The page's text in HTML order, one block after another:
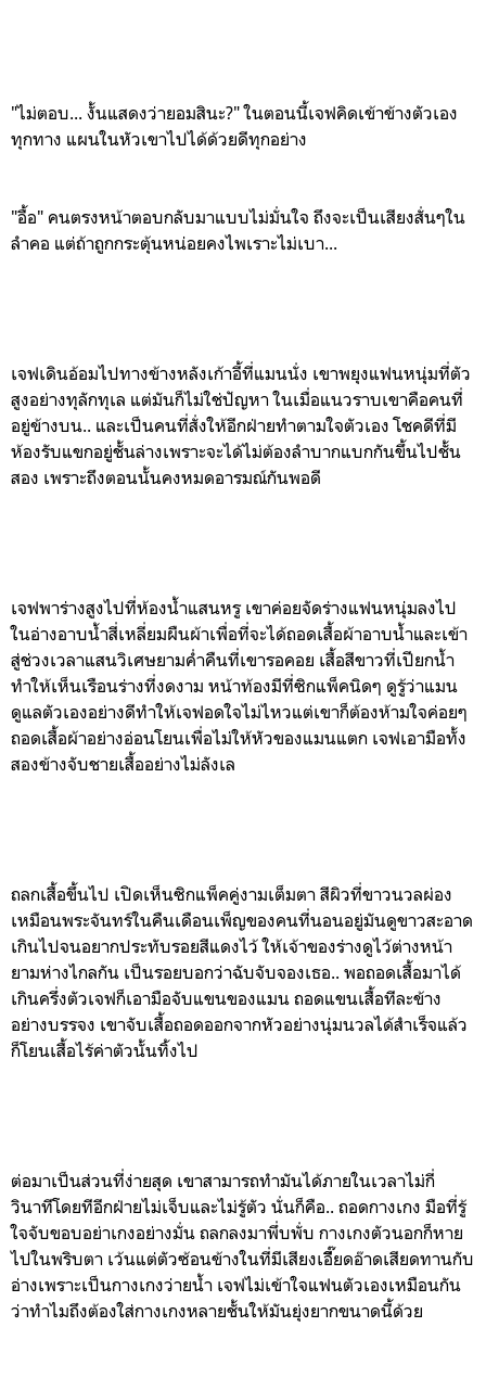
"ไม่ตอบ... งั้นแสดงว่ายอมสินะ?" ในตอนนี้เจฟคิดเข้าข้างตัวเอง
ทุกทาง แผนในหัวเขาไปได้ด้วยดีทุกอย่าง
"อื้อ" คนตรงหน้าตอบกลับมาแบบไม่มั่นใจ ถึงจะเป็นเสียงสั่นๆใน
ลำคอ แต่ถ้าถูกกระตุ้นหน่อยคงไพเราะไม่เบา...
เจฟเดินอ้อมไปทางข้างหลังเก้าอี้ที่แมนนั่ง เขาพยุงแฟนหนุ่มที่ตัว
สูงอย่างทุลักทุเล แต่มันก็ไม่ใช่ปัญหา ในเมื่อแนวราบเขาคือคนที่
อยู่ข้างบน.. และเป็นคนที่สั่งให้อีกฝ่ายทำตามใจตัวเอง โชคดีที่มี
ห้องรับแขกอยู่ชั้นล่างเพราะจะได้ไม่ต้องลำบากแบกกันขึ้นไปชั้น
สอง เพราะถึงตอนนั้นคงหมดอารมณ์กันพอดี
เจฟพาร่างสูงไปที่ห้องน้ำแสนหรู เขาค่อยจัดร่างแฟนหนุ่มลงไป
ในอ่างอาบน้ำสี่เหลี่ยมผืนผ้าเพื่อที่จะได้ถอดเสื้อผ้าอาบน้ำและเข้า
สู่ช่วงเวลาแสนวิเศษยามค่ำคืนที่เขารอคอย เสื้อสีขาวที่เปียกน้ำ
ทำให้เห็นเรือนร่างที่งดงาม หน้าท้องมีที่ซิกแพ็คนิดๆ ดูรู้ว่าแมน
ดูแลตัวเองอย่างดีทำให้เจฟอดใจไม่ไหวแต่เขาก็ต้องห้ามใจค่อยๆ
ถอดเสื้อผ้าอย่างอ่อนโยนเพื่อไม่ให้หัวของแมนแตก เจฟเอามือทั้ง
สองข้างจับชายเสื้ออย่างไม่ลังเล
ถลกเสื้อขึ้นไป เปิดเห็นซิกแพ็คคู่งามเต็มตา สีผิวที่ขาวนวลผ่อง
เหมือนพระจันทร์ในคืนเดือนเพ็ญของคนที่นอนอยู่มันดูขาวสะอาด
เกินไปจนอยากประทับรอยสีแดงไว้ ให้เจ้าของร่างดูไว้ต่างหน้า
ยามห่างไกลกัน เป็นรอยบอกว่าฉับจับจองเธอ.. พอถอดเสื้อมาได้
เกินครึ่งตัวเจฟก็เอามือจับแขนของแมน ถอดแขนเสื้อทีละข้าง
อย่างบรรจง เขาจับเสื้อถอดออกจากหัวอย่างนุ่มนวลได้สำเร็จแล้ว
ก็โยนเสื้อไร้ค่าตัวนั้นทิ้งไป
ต่อมาเป็นส่วนที่ง่ายสุด เขาสามารถทำมันได้ภายในเวลาไม่กี่
วินาทีโดยทีอีกฝ่ายไม่เจ็บและไม่รู้ตัว นั่นก็คือ.. ถอดกางเกง มือที่รู้
ใจจับขอบอย่าเกงอย่างมั่น ถลกลงมาพึ่บพั่บ กางเกงตัวนอกก็หาย
ไปในพริบตา เว้นแต่ตัวซ้อนข้างในที่มีเสียงเอี๊ียดอ๊าดเสียดทานกับ
อ่างเพราะเป็นกางเกงว่ายน้ำ เจฟไม่เข้าใจแฟนตัวเองเหมือนกัน
ว่าทำไมถึงต้องใส่กางเกงหลายชั้นให้มันยุ่งยากขนาดนี้ด้วย